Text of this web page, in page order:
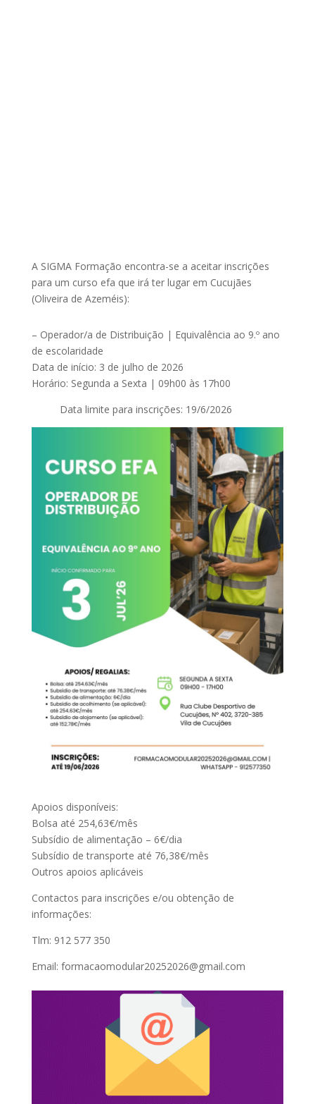
A SIGMA Formação encontra-se a aceitar inscrições
para um curso efa que irá ter lugar em Cucujães
(Oliveira de Azeméis):
– Operador/a de Distribuição | Equivalência ao 9.º ano
de escolaridade
Data de início: 3 de julho de 2026
Horário: Segunda a Sexta | 09h00 às 17h00
Data limite para inscrições: 19/6/2026
Apoios disponíveis:
Bolsa até 254,63€/mês
Subsídio de alimentação – 6€/dia
Subsídio de transporte até 76,38€/mês
Outros apoios aplicáveis
Contactos para inscrições e/ou obtenção de
informações:
Tlm: 912 577 350
Email: formacaomodular20252026@gmail.com